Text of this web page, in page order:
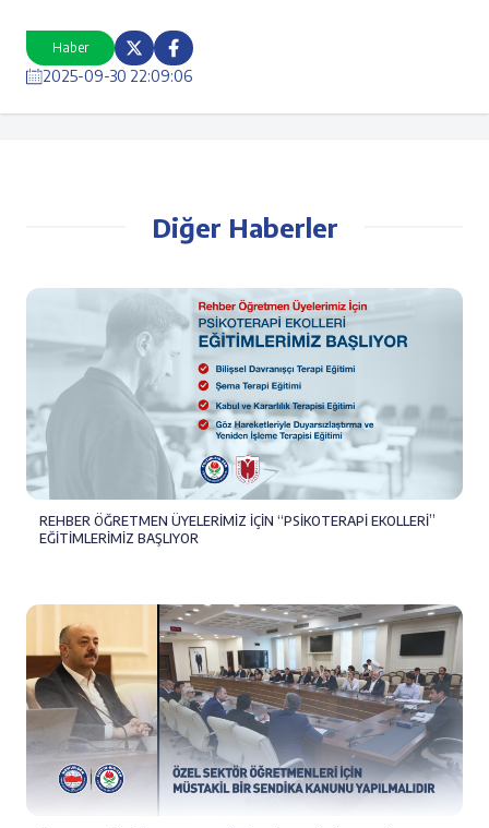
Haber
2025-09-30 22:09:06
Diğer Haberler
REHBER ÖĞRETMEN ÜYELERİMİZ İÇİN “PSİKOTERAPİ EKOLLERİ”
EĞİTİMLERİMİZ BAŞLIYOR